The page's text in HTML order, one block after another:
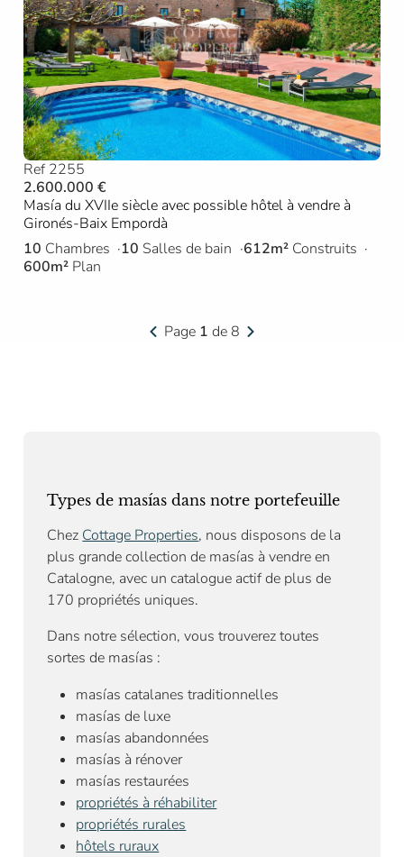
Ref 2255
2.600.000 €
Masía du XVIIe siècle avec possible hôtel à vendre à
Gironés-Baix Empordà
10 Chambres 10 Salles de bain 612m² Construits
600m² Plan
Page 1 de 8
Types de masías dans notre portefeuille
Chez Cottage Properties, nous disposons de la
plus grande collection de masías à vendre en
Catalogne, avec un catalogue actif de plus de
170 propriétés uniques.
Dans notre sélection, vous trouverez toutes
sortes de masías :
masías catalanes traditionnelles
masías de luxe
masías abandonnées
masías à rénover
masías restaurées
propriétés à réhabiliter
propriétés rurales
hôtels ruraux